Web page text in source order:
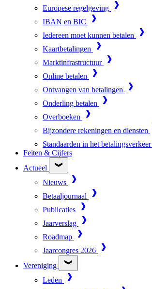
Europese regelgeving
IBAN en BIC
Iedereen moet kunnen betalen
Kaartbetalingen
Marktinfrastructuur
Online betalen
Ontvangen van betalingen
Onderling betalen
Overboeken
Bijzondere rekeningen en diensten
Standaarden in het betalingsverkeer
Feiten & Cijfers
Actueel
Nieuws
Betaaljournaal
Publicaties
Jaarverslag
Roadmap
Jaarcongres 2026
Vereniging
Leden